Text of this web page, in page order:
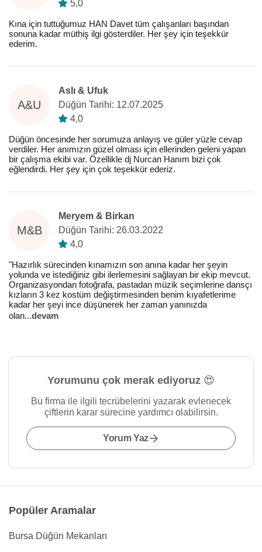
5,0
Kına için tuttuğumuz HAN Davet tüm çalışanları başından
sonuna kadar müthiş ilgi gösterdiler. Her şey için teşekkür
ederim.
A&U
Aslı & Ufuk
Düğün Tarihi: 12.07.2025
4,0
Düğün öncesinde her sorumuza anlayış ve güler yüzle cevap
verdiler. Her anımızın güzel olması için ellerinden geleni yapan
bir çalışma ekibi var. Özellikle dj Nurcan Hanım bizi çok
eğlendirdi. Her şey için çok teşekkür ederiz.
M&B
Meryem & Birkan
Düğün Tarihi: 26.03.2022
4,0
"Hazırlık sürecinden kınamızın son anına kadar her şeyin
yolunda ve istediğiniz gibi ilerlemesini sağlayan bir ekip mevcut.
Organizasyondan fotoğrafa, pastadan müzik seçimlerine dansçı
kızların 3 kez kostüm değiştirmesinden benim kıyafetlerime
kadar her şeyi ince düşünerek her zaman yanınızda
olan...devam
Yorumunu çok merak ediyoruz 😍
Bu firma ile ilgili tecrübelerini yazarak evlenecek
çiftlerin karar sürecine yardımcı olabilirsin.
Yorum Yaz
Popüler Aramalar
Bursa Düğün Mekanları